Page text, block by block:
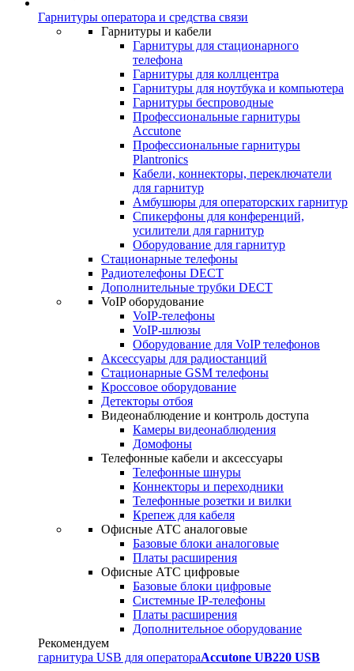
Гарнитуры оператора и средства связи
Гарнитуры и кабели
Гарнитуры для стационарного
телефона
Гарнитуры для коллцентра
Гарнитуры для ноутбука и компьютера
Гарнитуры беспроводные
Профессиональные гарнитуры
Accutone
Профессиональные гарнитуры
Plantronics
Кабели, коннекторы, переключатели
для гарнитур
Амбушюры для операторских гарнитур
Cпикерфоны для конференций,
усилители для гарнитур
Оборудование для гарнитур
Стационарные телефоны
Радиотелефоны DECT
Дополнительные трубки DECT
VoIP оборудование
VoIP-телефоны
VoIP-шлюзы
Оборудование для VoIP телефонов
Аксессуары для радиостанций
Стационарные GSM телефоны
Кроссовое оборудование
Детекторы отбоя
Видеонаблюдение и контроль доступа
Камеры видеонаблюдения
Домофоны
Телефонные кабели и аксессуары
Телефонные шнуры
Коннекторы и переходники
Телефонные розетки и вилки
Крепеж для кабеля
Офисные АТС аналоговые
Базовые блоки аналоговые
Платы расширения
Офисные АТС цифровые
Базовые блоки цифровые
Системные IP-телефоны
Платы расширения
Дополнительное оборудование
Рекомендуем
гарнитура USB для оператораAccutone UB220 USB